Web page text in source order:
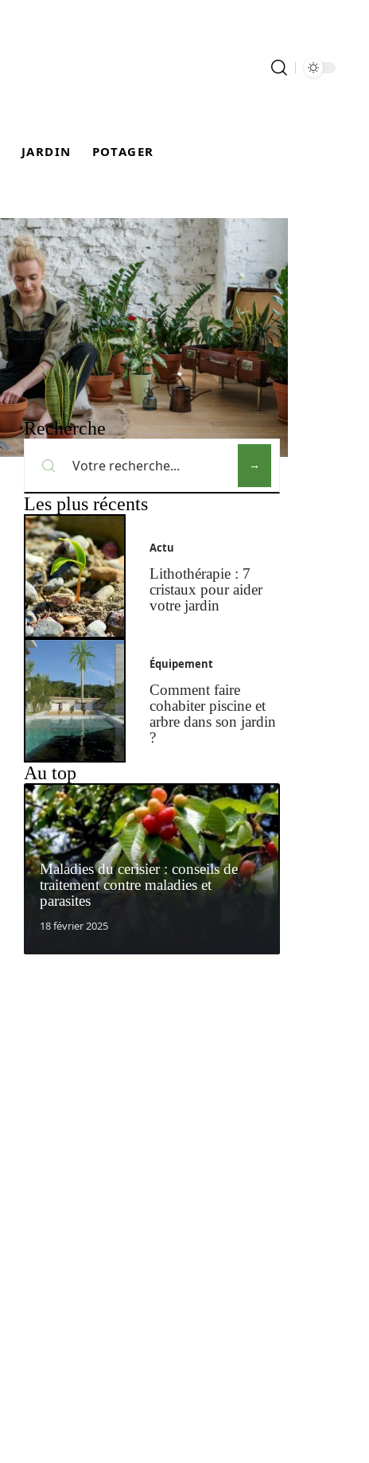
JARDIN POTAGER
Recherche
Les plus récents
Actu
Lithothérapie : 7
cristaux pour aider
votre jardin
Équipement
Comment faire
cohabiter piscine et
arbre dans son jardin
?
Au top
Maladies du cerisier : conseils de
traitement contre maladies et
parasites
18 février 2025